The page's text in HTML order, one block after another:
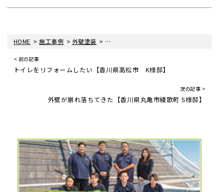
HOME >施工事例 > 外壁塗装 > コーキングの劣化が気になる【香川県
< 前の記事
トイレをリフォームしたい【香川県高松市 K様邸】
次の記事 >
外壁が崩れ落ちてきた【香川県丸亀市綾歌町 S様邸】